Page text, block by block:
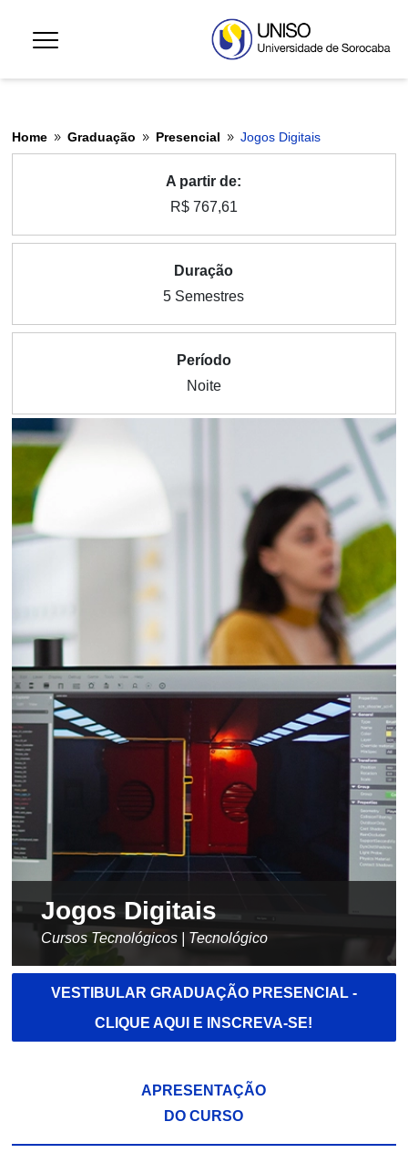
Home 9 Graduação 9 Presencial 9 Jogos Digitais
A partir de:
R$ 767,61
Duração
5 Semestres
Período
Noite
Jogos Digitais
Cursos Tecnológicos | Tecnológico
VESTIBULAR GRADUAÇÃO PRESENCIAL -
CLIQUE AQUI E INSCREVA-SE!
APRESENTAÇÃO
DO CURSO